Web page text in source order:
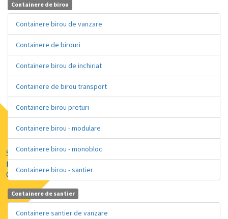
Solutii de
finatare prin
GRENKE
Containere de birou
Containere birou de vanzare
Containere de birouri
Containere birou de inchiriat
Containere de birou transport
Containere birou preturi
Containere birou - modulare
Containere birou - monobloc
Containere birou - santier
Containere de santier
Containere santier de vanzare